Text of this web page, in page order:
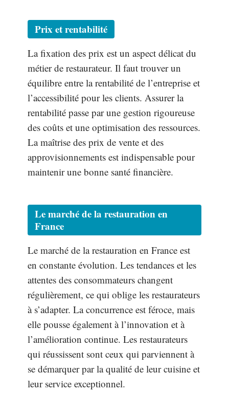
Prix et rentabilité
La fixation des prix est un aspect délicat du
métier de restaurateur. Il faut trouver un
équilibre entre la rentabilité de l’entreprise et
l’accessibilité pour les clients. Assurer la
rentabilité passe par une gestion rigoureuse
des coûts et une optimisation des ressources.
La maîtrise des prix de vente et des
approvisionnements est indispensable pour
maintenir une bonne santé financière.
Le marché de la restauration en
France
Le marché de la restauration en France est
en constante évolution. Les tendances et les
attentes des consommateurs changent
régulièrement, ce qui oblige les restaurateurs
à s’adapter. La concurrence est féroce, mais
elle pousse également à l’innovation et à
l’amélioration continue. Les restaurateurs
qui réussissent sont ceux qui parviennent à
se démarquer par la qualité de leur cuisine et
leur service exceptionnel.